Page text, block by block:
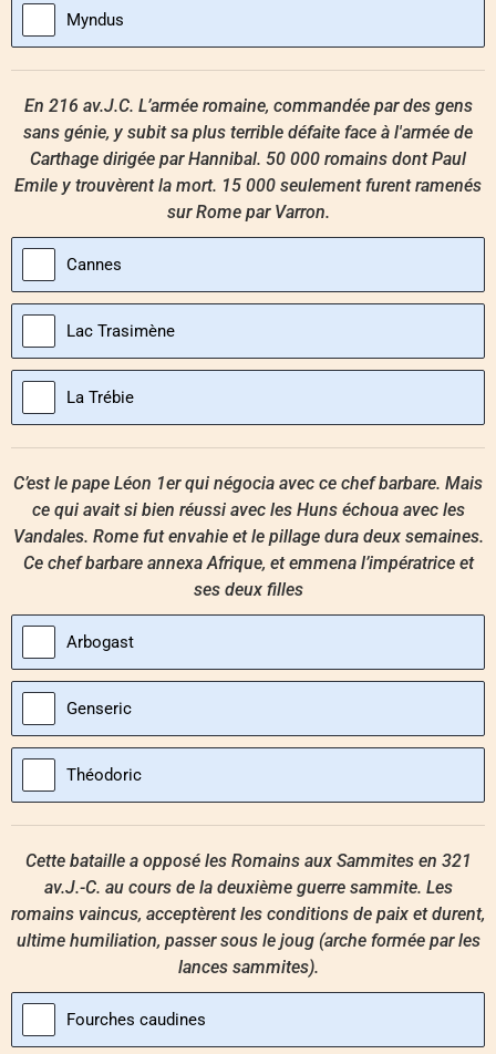
Myndus
En 216 av.J.C. L’armée romaine, commandée par des gens
sans génie, y subit sa plus terrible défaite face à l'armée de
Carthage dirigée par Hannibal. 50 000 romains dont Paul
Emile y trouvèrent la mort. 15 000 seulement furent ramenés
sur Rome par Varron.
Cannes
Lac Trasimène
La Trébie
C’est le pape Léon 1er qui négocia avec ce chef barbare. Mais
ce qui avait si bien réussi avec les Huns échoua avec les
Vandales. Rome fut envahie et le pillage dura deux semaines.
Ce chef barbare annexa Afrique, et emmena l’impératrice et
ses deux filles
Arbogast
Genseric
Théodoric
Cette bataille a opposé les Romains aux Sammites en 321
av.J.-C. au cours de la deuxième guerre sammite. Les
romains vaincus, acceptèrent les conditions de paix et durent,
ultime humiliation, passer sous le joug (arche formée par les
lances sammites).
Fourches caudines